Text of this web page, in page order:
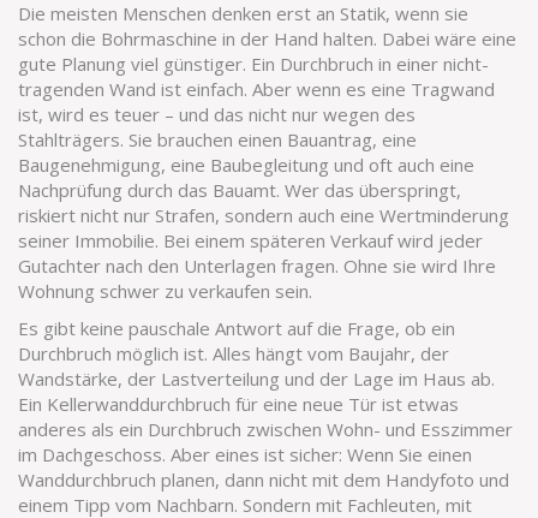
Die meisten Menschen denken erst an Statik, wenn sie
schon die Bohrmaschine in der Hand halten. Dabei wäre eine
gute Planung viel günstiger. Ein Durchbruch in einer nicht-
tragenden Wand ist einfach. Aber wenn es eine Tragwand
ist, wird es teuer – und das nicht nur wegen des
Stahlträgers. Sie brauchen einen Bauantrag, eine
Baugenehmigung, eine Baubegleitung und oft auch eine
Nachprüfung durch das Bauamt. Wer das überspringt,
riskiert nicht nur Strafen, sondern auch eine Wertminderung
seiner Immobilie. Bei einem späteren Verkauf wird jeder
Gutachter nach den Unterlagen fragen. Ohne sie wird Ihre
Wohnung schwer zu verkaufen sein.
Es gibt keine pauschale Antwort auf die Frage, ob ein
Durchbruch möglich ist. Alles hängt vom Baujahr, der
Wandstärke, der Lastverteilung und der Lage im Haus ab.
Ein Kellerwanddurchbruch für eine neue Tür ist etwas
anderes als ein Durchbruch zwischen Wohn- und Esszimmer
im Dachgeschoss. Aber eines ist sicher: Wenn Sie einen
Wanddurchbruch planen, dann nicht mit dem Handyfoto und
einem Tipp vom Nachbarn. Sondern mit Fachleuten, mit